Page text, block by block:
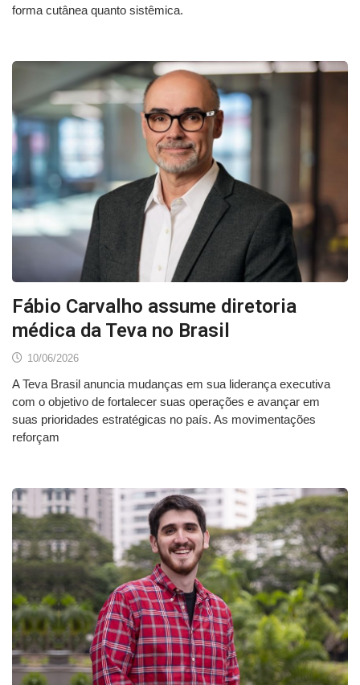
forma cutânea quanto sistêmica.
Fábio Carvalho assume diretoria
médica da Teva no Brasil
10/06/2026
A Teva Brasil anuncia mudanças em sua liderança executiva
com o objetivo de fortalecer suas operações e avançar em
suas prioridades estratégicas no país. As movimentações
reforçam